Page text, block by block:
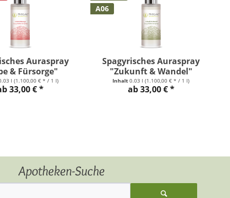
Auraspray
& Fürsorge"
l(1.100,00 € * / 1 l)
33,00 € *
A06
Spagyrisches Auraspray
"Zukunft & Wandel"
Inhalt0.03 l(1.100,00 € * / 1 l)
ab 33,00 € *
Apotheken-Suche